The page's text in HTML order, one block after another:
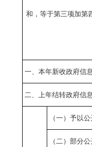
和，等于第三项加第
一、本年新收政府信
二、上年结转政府信
（一）予以
（二）部分